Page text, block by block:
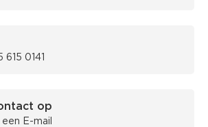
0141
op
E-mail